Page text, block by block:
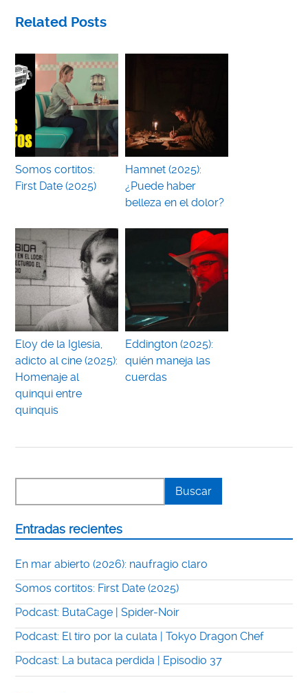
Related Posts
Somos cortitos:
First Date (2025)
Hamnet (2025):
¿Puede haber
belleza en el dolor?
Eloy de la Iglesia,
adicto al cine (2025):
Homenaje al
quinqui entre
quinquis
Eddington (2025):
quién maneja las
cuerdas
Entradas recientes
En mar abierto (2026): naufragio claro
Somos cortitos: First Date (2025)
Podcast: ButaCage | Spider-Noir
Podcast: El tiro por la culata | Tokyo Dragon Chef
Podcast: La butaca perdida | Episodio 37